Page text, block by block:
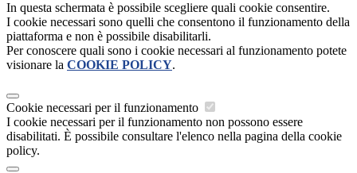
In questa schermata è possibile scegliere quali cookie consentire.
I cookie necessari sono quelli che consentono il funzionamento della
piattaforma e non è possibile disabilitarli.
Per conoscere quali sono i cookie necessari al funzionamento potete
visionare la COOKIE POLICY.
Cookie necessari per il funzionamento
I cookie necessari per il funzionamento non possono essere
disabilitati. È possibile consultare l'elenco nella pagina della cookie
policy.